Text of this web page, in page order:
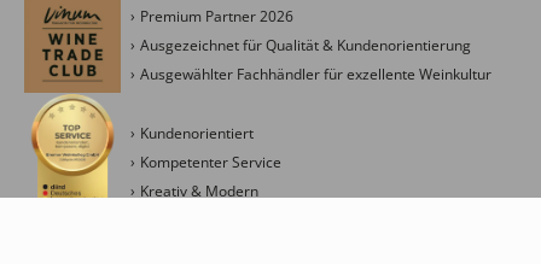
Premium Partner 2026
Ausgezeichnet für Qualität & Kundenorientierung
Ausgewählter Fachhändler für exzellente Weinkultur
Kundenorientiert
Kompetenter Service
Kreativ & Modern